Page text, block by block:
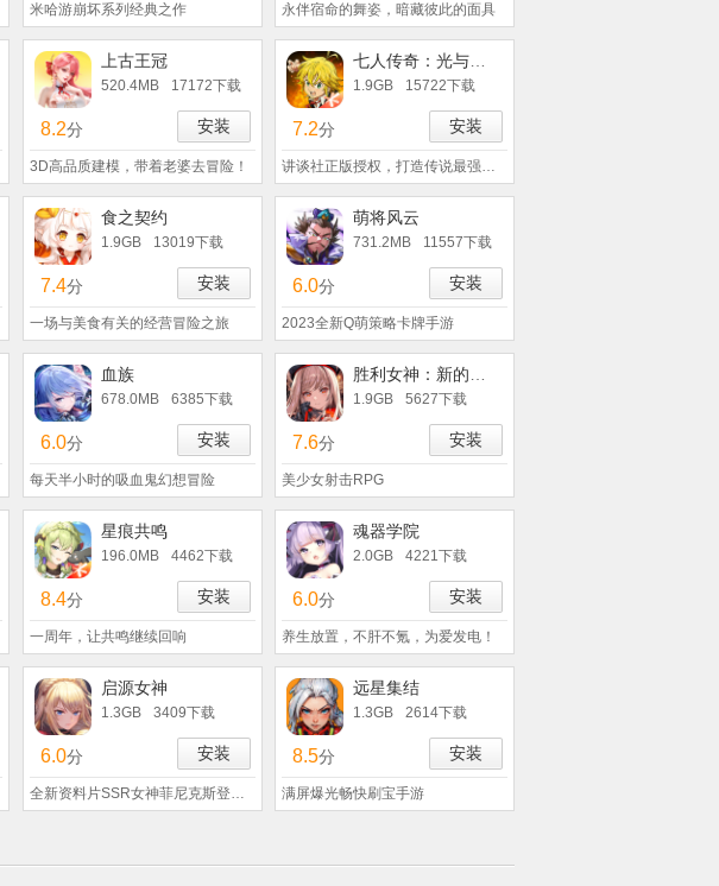
米哈游崩坏系列经典之作 永伴宿命的舞姿，暗藏彼此的面具
上古王冠
520.4MB 17172下载
8.2分 安装
3D高品质建模，带着老婆去冒险！
1.9GB 15722下载
7.2分 安装
讲谈社正版授权，打造传说最强骑士团
食之契约
1.9GB 13019下载
7.4分 安装
一场与美食有关的经营冒险之旅
萌将风云
731.2MB 11557下载
6.0分 安装
2023全新Q萌策略卡牌手游
血族
678.0MB 6385下载
6.0分 安装
每天半小时的吸血鬼幻想冒险
1.9GB 5627下载
7.6分 安装
美少女射击RPG
星痕共鸣
196.0MB 4462下载
8.4分 安装
一周年，让共鸣继续回响
魂器学院
2.0GB 4221下载
6.0分 安装
养生放置，不肝不氪，为爱发电！
启源女神
1.3GB 3409下载
6.0分 安装
全新资料片SSR女神菲尼克斯登场！
远星集结
1.3GB 2614下载
8.5分 安装
满屏爆光畅快刷宝手游